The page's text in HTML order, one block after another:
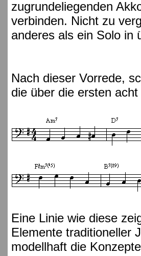
zugrundeliegenden
verbinden. Nicht zu
anderes als ein Solo in
Nach dieser Vorrede,
die über die ersten
Eine Linie wie diese
Elemente traditioneller
modellhaft die